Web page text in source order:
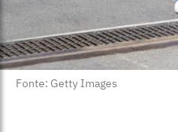
Fonte: Getty Images